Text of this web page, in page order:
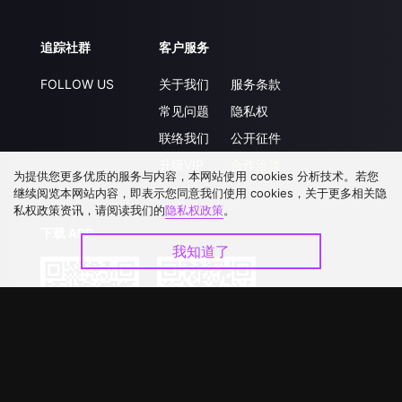
追踪社群
FOLLOW US
客户服务
关于我们
常见问题
联络我们
服务条款
隐私权
公开征件
下载 APP
为提供您更多优质的服务与内容，本网站使用 cookies 分析技术。若您
继续阅览本网站内容，即表示您同意我们使用 cookies，关于更多相关隐
私权政策资讯，请阅读我们的隐私权政策。
我知道了